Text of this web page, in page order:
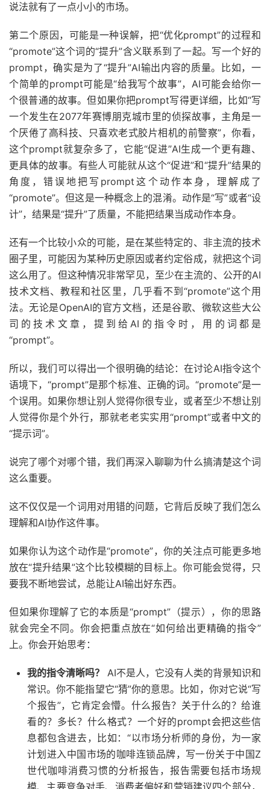
说法就有了一点小小的市场。
第二个原因，可能是一种误解，把“优化prompt”的过程和
“promote”这个词的“提升”含义联系到了一起。写一个好的
prompt，确实是为了“提升”AI输出内容的质量。比如，一
个简单的prompt可能是“给我写个故事”，AI可能会给你一
个很普通的故事。但如果你把prompt写得更详细，比如“写
一个发生在2077年赛博朋克城市里的侦探故事，主角是一
个厌倦了高科技、只喜欢老式胶片相机的前警察”，你看，
这个prompt就复杂多了，它能“促进”AI生成一个更有趣、
更具体的故事。有些人可能就从这个“促进”和“提升”结果的
角度，错误地把写prompt这个动作本身，理解成了
“promote”。但这是一种概念上的混淆。动作是“写”或者“设
计”，结果是“提升”了质量，不能把结果当成动作本身。
还有一个比较小众的可能，是在某些特定的、非主流的技术
圈子里，可能因为某种历史原因或者约定俗成，就把这个词
这么用了。但这种情况非常罕见，至少在主流的、公开的AI
技术文档、教程和社区里，几乎看不到“promote”这个用
法。无论是OpenAI的官方文档，还是谷歌、微软这些大公
司的技术文章，提到给AI的指令时，用的词都是
“prompt”。
所以，我们可以得出一个很明确的结论：在讨论AI指令这个
语境下，“prompt”是那个标准、正确的词。“promote”是一
个误用。如果你想让别人觉得你很专业，或者至少不想让别
人觉得你是个外行，那就老老实实用“prompt”或者中文的
“提示词”。
说完了哪个对哪个错，我们再深入聊聊为什么搞清楚这个词
这么重要。
这不仅仅是一个词用对用错的问题，它背后反映了我们怎么
理解和AI协作这件事。
如果你认为这个动作是“promote”，你的关注点可能更多地
放在“提升结果”这个比较模糊的目标上。你可能会觉得，只
要我不断地尝试，总能让AI输出好东西。
但如果你理解了它的本质是“prompt”（提示），你的思路
就会完全不同。你会把重点放在“如何给出更精确的指令”
上。你会开始思考：
我的指令清晰吗？
AI不是人，它没有人类的背景知识和
常识。你不能指望它“猜”你的意思。比如，你对它说“写
个报告”，它肯定会懵。什么报告？关于什么的？给谁
看的？多长？什么格式？一个好的prompt会把这些信
息都包含进去，比如：“以市场分析师的身份，为一家
计划进入中国市场的咖啡连锁品牌，写一份关于中国Z
世代咖啡消费习惯的分析报告，报告需要包括市场规
模、主要竞争对手、消费者偏好和营销建议四个部分，